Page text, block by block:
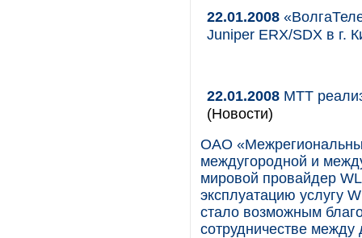
22.01.2008
Juniper ERX/SDX в г.
22.01.2008 МТТ
(Новости)
ОАО
междугородной и
мировой провайдер
эксплуатацию услугу
стало возможным
сотрудничестве